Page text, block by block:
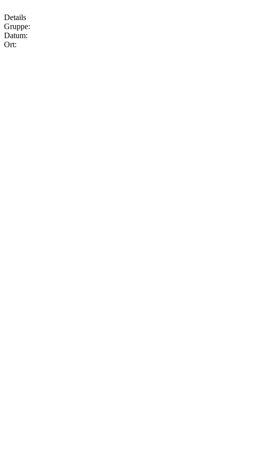
Details
Gruppe:
Datum:
Ort: